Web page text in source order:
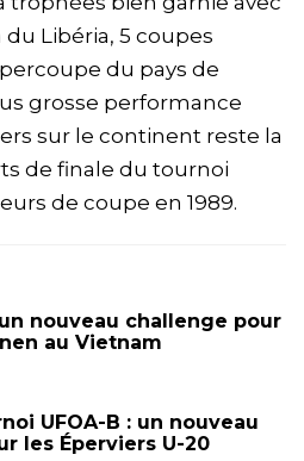
Libéria, 5 coupes
du pays de
grosse performance
sur le continent reste la
de finale du tournoi
de coupe en 1989.
nouveau challenge pour
au Vietnam
UFOA-B : un nouveau
les Éperviers U-20